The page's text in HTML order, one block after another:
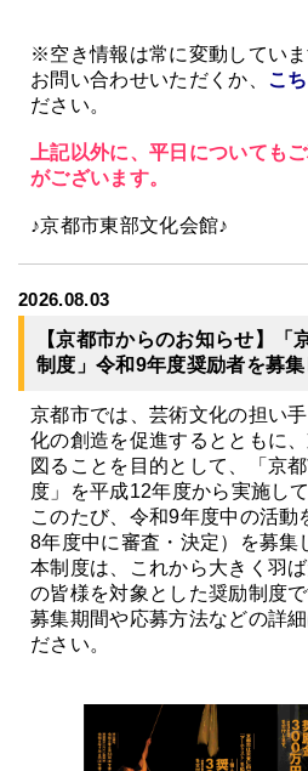
※空き情報は常に変動してい
お問い合わせいただくか、 こ
ださい。
上記以外に、平日についても
がございます。
♪京都市東部文化会館♪
2026.08.03
【京都市からのお知らせ】「
制度」令和9年度奨励者を募
京都市では、芸術文化の担い
化の創造を促進するとともに
図ることを目的として、「京
度」を平成12年度から実施して
このたび、令和9年度中の活動
8年度中に審査・決定）を募集
本制度は、これから大きく羽
の皆様を対象とした奨励制度で
募集期間や応募方法などの詳
ださい。